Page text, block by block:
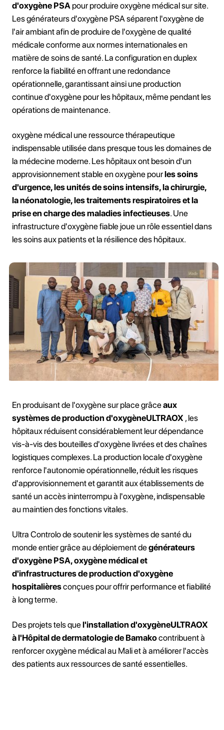
d'oxygène PSApour produire oxygène médical sur site.
Les générateurs d'oxygène PSA séparent l'oxygène de
l'air ambiant afin de produire de l'oxygène de qualité
médicale conforme aux normes internationales en
matière de soins de santé. La configuration en duplex
renforce la fiabilité en offrant une redondance
opérationnelle, garantissant ainsi une production
continue d'oxygène pour les hôpitaux, même pendant les
opérations de maintenance.
oxygène médical une ressource thérapeutique
indispensable utilisée dans presque tous les domaines de
la médecine moderne. Les hôpitaux ont besoin d'un
approvisionnement stable en oxygène pourles soins
d'urgence, les unités de soins intensifs, la chirurgie,
la néonatologie, les traitements respiratoires et la
prise en charge des maladies infectieuses. Une
infrastructure d'oxygène fiable joue un rôle essentiel dans
les soins aux patients et la résilience des hôpitaux.
En produisant de l'oxygène sur place grâceaux
systèmes de production d'oxygèneULTRAOX , les
hôpitaux réduisent considérablement leur dépendance
vis-à-vis des bouteilles d'oxygène livrées et des chaînes
logistiques complexes. La production locale d'oxygène
renforce l'autonomie opérationnelle, réduit les risques
d'approvisionnement et garantit aux établissements de
santé un accès ininterrompu à l'oxygène, indispensable
au maintien des fonctions vitales.
Ultra Controlo de soutenir les systèmes de santé du
monde entier grâce au déploiement degénérateurs
d'oxygène PSA, oxygène médical et
d'infrastructures de production d'oxygène
hospitalièresconçues pour offrir performance et fiabilité
à long terme.
Des projets tels quel'installation d'oxygèneULTRAOX
à l'Hôpital de dermatologie de Bamakocontribuent à
renforcer oxygène médical au Mali et à améliorer l'accès
des patients aux ressources de santé essentielles.